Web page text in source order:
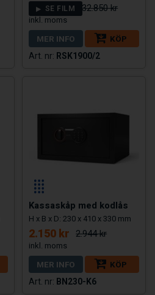
SE FILM
28.175 kr 32.850 kr
MER INFO
KÖP
RSK1900/2
Kassaskåp med kodlås
H x B x D: 230 x 410 x 330 mm
2.150 kr 2.944 kr
MER INFO
KÖP
BN230-K6